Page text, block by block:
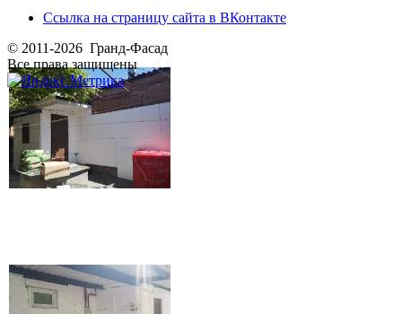
Ссылка на страницу сайта в ВКонтакте
© 2011-2026 Гранд-Фасад
Все права защищены